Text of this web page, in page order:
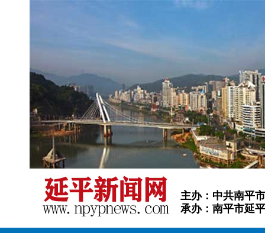
主办：中共南平
承办：南平市延